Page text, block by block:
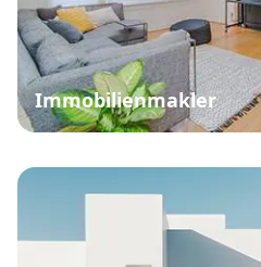
Immobilienmakler